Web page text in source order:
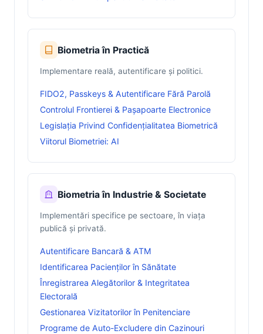
Biometria în Practică
Implementare reală, autentificare și politici.
FIDO2, Passkeys & Autentificare Fără Parolă
Controlul Frontierei & Pașapoarte Electronice
Legislația Privind Confidențialitatea Biometrică
Viitorul Biometriei: AI
Biometria în Industrie & Societate
Implementări specifice pe sectoare, în viața
publică și privată.
Autentificare Bancară & ATM
Identificarea Pacienților în Sănătate
Înregistrarea Alegătorilor & Integritatea
Electorală
Gestionarea Vizitatorilor în Penitenciare
Programe de Auto-Excludere din Cazinouri